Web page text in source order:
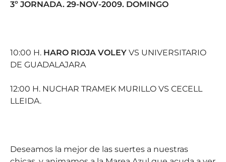
3º JORNADA. 29-NOV-2009. DOMINGO
10:00 H. HARO RIOJA VOLEY VS UNIVERSITARIO
DE GUADALAJARA
12:00 H. NUCHAR TRAMEK MURILLO VS CECELL
LLEIDA.
Deseamos la mejor de las suertes a nuestras